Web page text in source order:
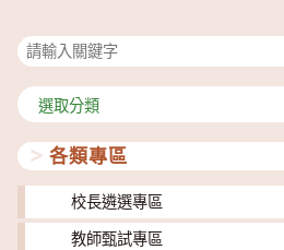
分
類
各類專區
校長遴選專區
教師甄試專區